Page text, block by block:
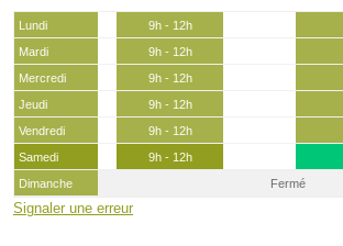
Lundi 9h - 12h
Mardi
9h - 12h
Mercredi
9h - 12h
Jeudi
9h - 12h
Vendredi
9h - 12h
Samedi
9h - 12h
Dimanche
Fermé
Signaler une erreur